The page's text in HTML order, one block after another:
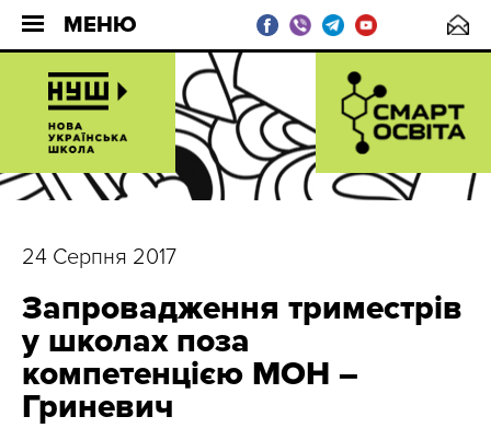
МЕНЮ
24 Серпня 2017
Запровадження триместрів
у школах поза
компетенцією МОН –
Гриневич